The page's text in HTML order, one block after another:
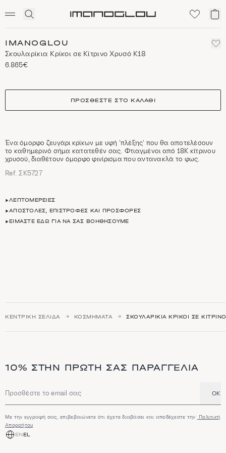
Click
search
Το
IMANOGLOU
Σκουλαρίκια Κρίκοι σε Κίτρινο Χρυσό Κ18
6.865€
size
ΠΡΟΣΘΈΣΤΕ ΣΤΟ ΚΑΛΆΘΙ
Ένα όμορφο ζευγάρι κρίκων με υφή 'πλέξης' που θα αποτελέσουν
το καθημερινό σήμα κατατεθέν σας. Φτιαγμένοι από 18Κ κίτρινου
χρυσού, διαθέτουν όμορφο φινίρισμα που αντανακλά το φως.
Ref. ΣΚ5727
ΛΕΠΤΟΜΈΡΕΙΕΣ
ΑΠΟΣΤΟΛΈΣ, ΕΠΙΣΤΡΟΦΈΣ ΚΑΙ ΠΡΟΣΦΟΡΈΣ
ΕΊΜΑΣΤΕ ΕΔΏ ΓΙΑ ΝΑ ΣΑΣ ΒΟΗΘΉΣΟΥΜΕ
ΚΕΝΤΡΙΚΉ ΣΕΛΊΔΑ ΚΟΣΜΉΜΑΤΑ ΣΚΟΥΛΑΡΊΚΙΑ ΚΡΊΚΟΙ ΣΕ
10% ΣΤΗΝ ΠΡΏΤΗ ΣΑΣ ΠΑΡΑΓΓΕΛΊΑ
Διεύθυνση email OK
Με την εγγραφή σας, επιβεβαιώνετε ότι έχετε διαβάσει και αποδέχεστε την
Πολιτική
Απορρήτου
EN EL